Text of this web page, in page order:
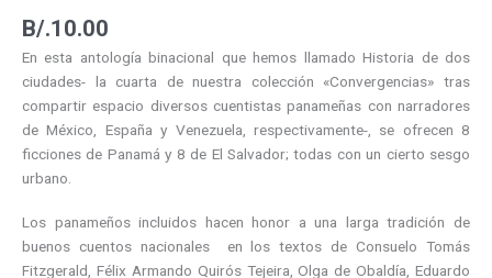
B/.10.00
En esta antología binacional que hemos llamado Historia de dos
ciudades- la cuarta de nuestra colección «Convergencias» tras
compartir espacio diversos cuentistas panameñas con narradores
de México, España y Venezuela, respectivamente-, se ofrecen 8
ficciones de Panamá y 8 de El Salvador; todas con un cierto sesgo
urbano.
Los panameños incluidos hacen honor a una larga tradición de
buenos cuentos nacionales en los textos de Consuelo Tomás
Fitzgerald, Félix Armando Quirós Tejeira, Olga de Obaldía, Eduardo